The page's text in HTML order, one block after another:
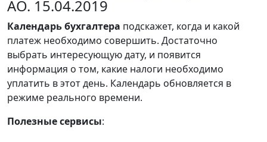
АО. 15.04.2019
Календарьбухгалтера подскажет, когда и какой
платеж необходимо совершить. Достаточно
выбрать интересующую дату, и появится
информация о том, какие налоги необходимо
уплатить в этот день. Календарь обновляется в
режиме реального времени.
Полезные сервисы: